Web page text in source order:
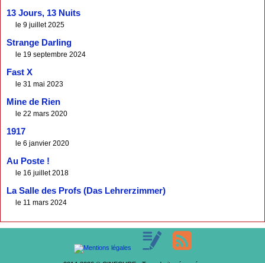
13 Jours, 13 Nuits
le 9 juillet 2025
Strange Darling
le 19 septembre 2024
Fast X
le 31 mai 2023
Mine de Rien
le 22 mars 2020
1917
le 6 janvier 2020
Au Poste !
le 16 juillet 2018
La Salle des Profs (Das Lehrerzimmer)
le 11 mars 2024